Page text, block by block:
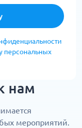
персональных
нам
мероприятий.